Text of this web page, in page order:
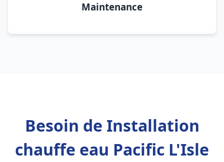
Maintenance
Besoin de Installation
chauffe eau Pacific L'Isle